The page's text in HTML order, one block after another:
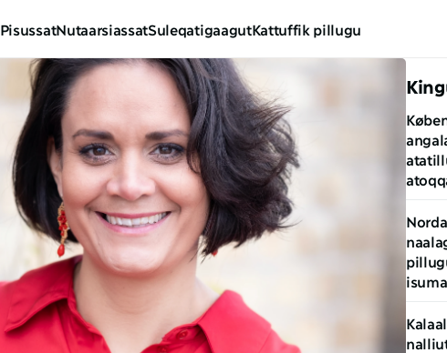
PisussatNutaarsiassatSuleqatigaagutKattuffik pillugu